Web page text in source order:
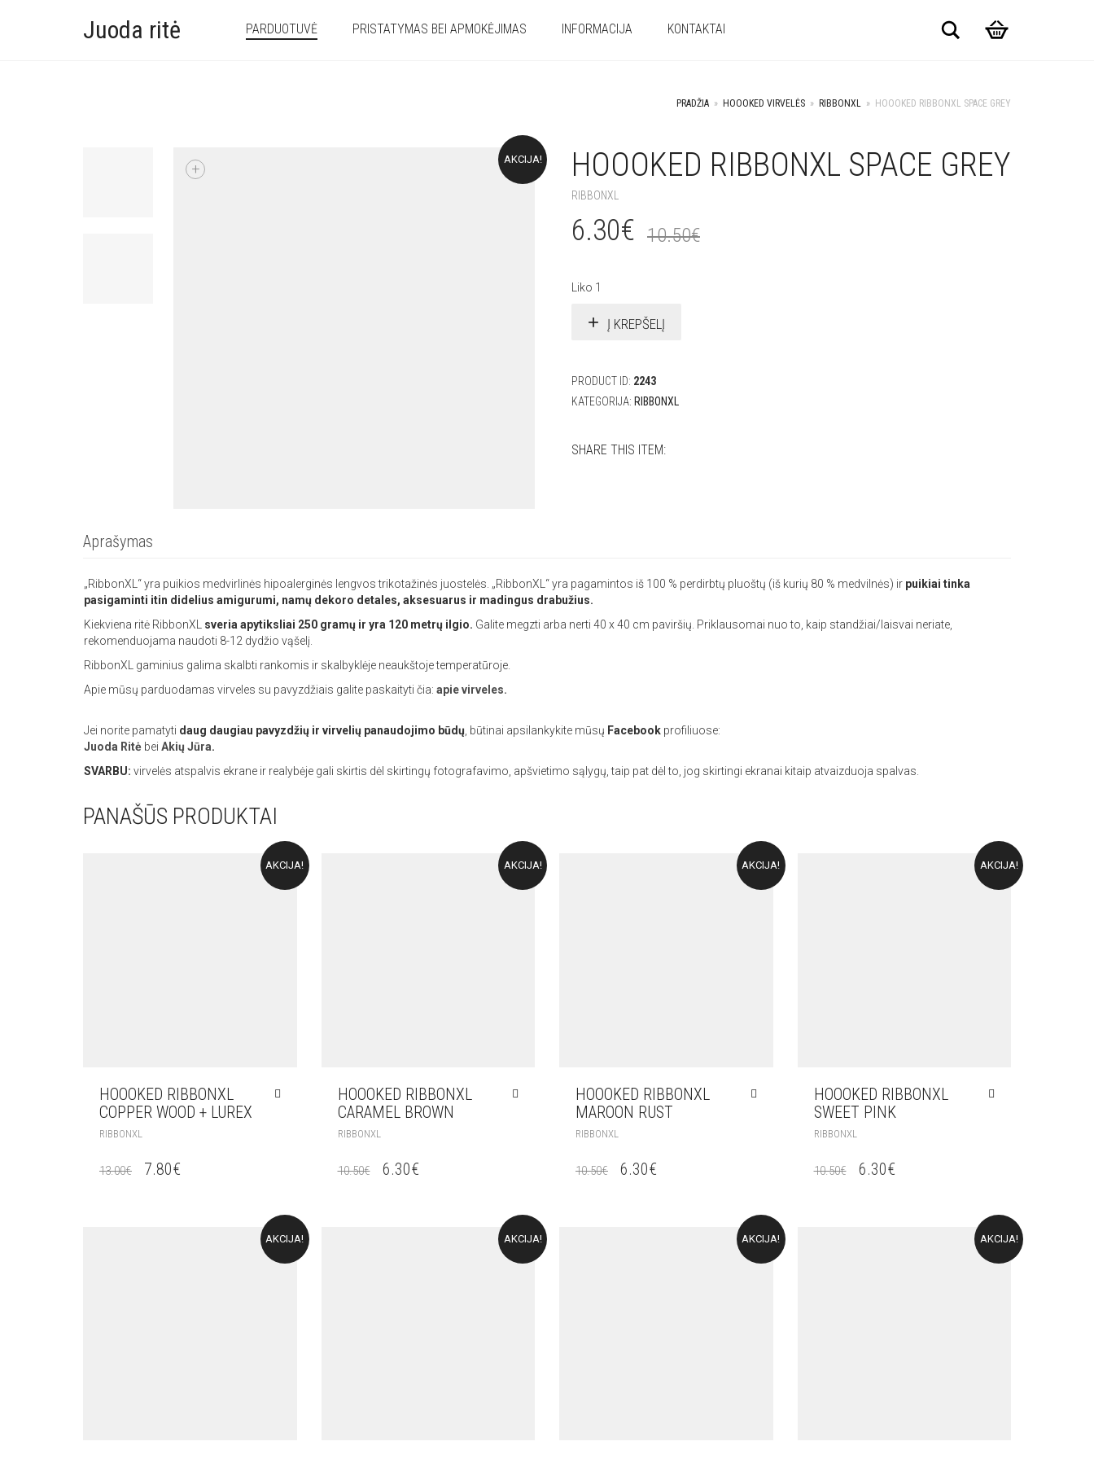
Juoda ritė PARDUOTUVĖ PRISTATYMAS BEI APMOKĖJIMAS INFORMACIJA KONTAKTAI Search
PRADŽIA » HOOOKED VIRVELĖS » RIBBONXL » HOOOKED RIBBONXL SPACE GREY
AKCIJA!
+ HOOOKED RIBBONXL SPACE GREY
RIBBONXL
10.50€
6.30€
Liko 1
Į KREPŠELĮ
PRODUCT ID: 2243
KATEGORIJA: RIBBONXL
SHARE THIS ITEM:
Aprašymas
„RibbonXL“ yra puikios medvirlinės hipoalerginės lengvos trikotažinės juostelės. „RibbonXL“ yra pagamintos iš 100 % perdirbtų pluoštų (iš kurių 80 % medvilnės) ir puikiai tinka
pasigaminti itin didelius amigurumi, namų dekoro detales, aksesuarus ir madingus drabužius.
Kiekviena ritė RibbonXL sveria apytiksliai 250 gramų ir yra 120 metrų ilgio. Galite megzti arba nerti 40 x 40 cm paviršių. Priklausomai nuo to, kaip standžiai/laisvai neriate,
rekomenduojama naudoti 8-12 dydžio vąšelį.
RibbonXL gaminius galima skalbti rankomis ir skalbyklėje neaukštoje temperatūroje.
Apie mūsų parduodamas virveles su pavyzdžiais galite paskaityti čia: apie virveles.
Jei norite pamatyti daug daugiau pavyzdžių ir virvelių panaudojimo būdų , būtinai apsilankykite mūsų Facebook profiliuose:
Juoda Ritė bei Akių Jūra.
SVARBU: virvelės atspalvis ekrane ir realybėje gali skirtis dėl skirtingų fotografavimo, apšvietimo sąlygų, taip pat dėl to, jog skirtingi ekranai kitaip atvaizduoja spalvas.
PANAŠŪS PRODUKTAI
AKCIJA!
HOOOKED RIBBONXL
COPPER WOOD + LUREX
RIBBONXL
13.00€ 7.80€
AKCIJA!
HOOOKED RIBBONXL
CARAMEL BROWN
RIBBONXL
10.50€ 6.30€
AKCIJA!
HOOOKED RIBBONXL
MAROON RUST
RIBBONXL
10.50€ 6.30€
AKCIJA!
HOOOKED RIBBONXL
SWEET PINK
RIBBONXL
10.50€ 6.30€
AKCIJA! AKCIJA! AKCIJA! AKCIJA!